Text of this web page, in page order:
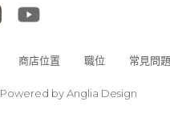
商店位置 職位 常見問題
Powered byAnglia Design